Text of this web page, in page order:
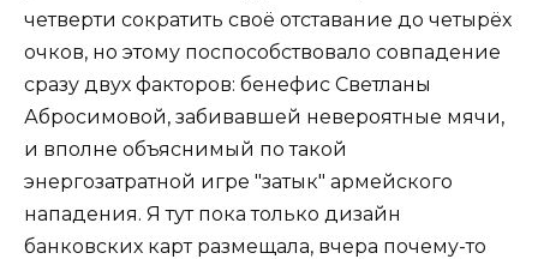
четверти сократить своё отставание до четырёх
очков, но этому поспособствовало совпадение
сразу двух факторов: бенефис Светланы
Абросимовой, забивавшей невероятные мячи,
и вполне объяснимый по такой
энергозатратной игре "затык" армейского
нападения. Я тут пока только дизайн
банковских карт размещала, вчера почему-то